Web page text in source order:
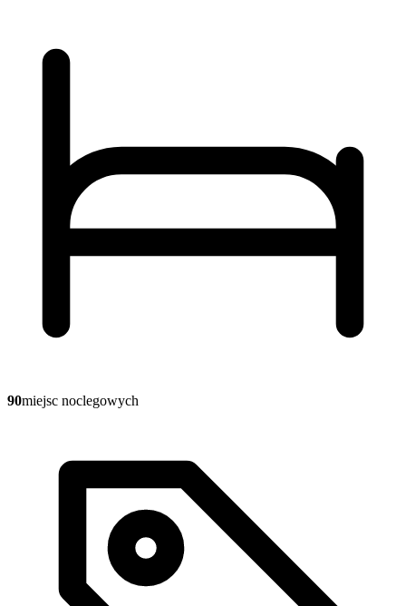
90miejsc noclegowych